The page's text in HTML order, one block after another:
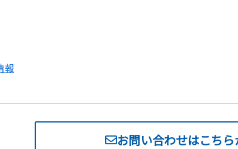
報
お問い合わせはこちら